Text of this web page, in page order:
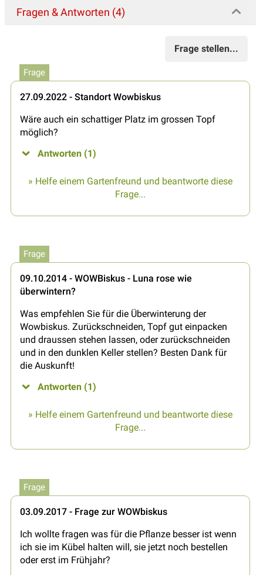
Fragen & Antworten (4)
Frage stellen...
Frage
27.09.2022 - Standort Wowbiskus
Wäre auch ein schattiger Platz im grossen Topf
möglich?
Antworten (1)
» Helfe einem Gartenfreund und beantworte diese
Frage...
Frage
09.10.2014 - WOWBiskus - Luna rose wie
überwintern?
Was empfehlen Sie für die Überwinterung der
Wowbiskus. Zurückschneiden, Topf gut einpacken
und draussen stehen lassen, oder zurückschneiden
und in den dunklen Keller stellen? Besten Dank für
die Auskunft!
Antworten (1)
» Helfe einem Gartenfreund und beantworte diese
Frage...
Frage
03.09.2017 - Frage zur WOWbiskus
Ich wollte fragen was für die Pflanze besser ist wenn
ich sie im Kübel halten will, sie jetzt noch bestellen
oder erst im Frühjahr?